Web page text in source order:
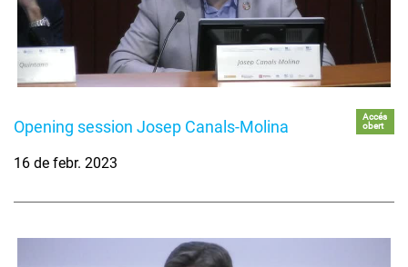
Opening session Josep Canals-Molina
Accés
obert
16 de febr. 2023